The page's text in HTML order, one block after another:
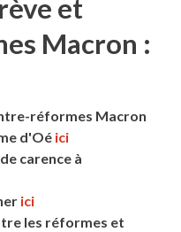
et
Macron :
réformes Macron
d'Oé ici
carence à
ici
les réformes et